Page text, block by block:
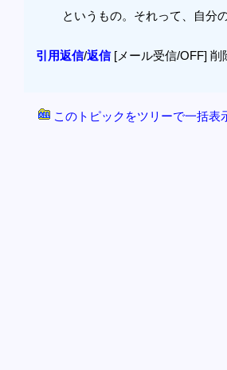
というもの。それって、自分
引用返信/返信[メール受信/OFF] 削
このトピックをツリーで一括表